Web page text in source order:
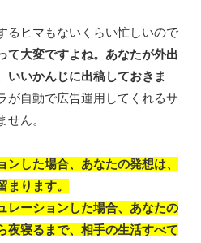
るヒマもないくらい忙しいので
て大変ですよね。あなたが外出
いいかんじに出稿しておきま
が自動で広告運用してくれるサ
ん。
ンした場合、あなたの発想は、
ります。
レーションした場合、あなたの
夜寝るまで、相手の生活すべて